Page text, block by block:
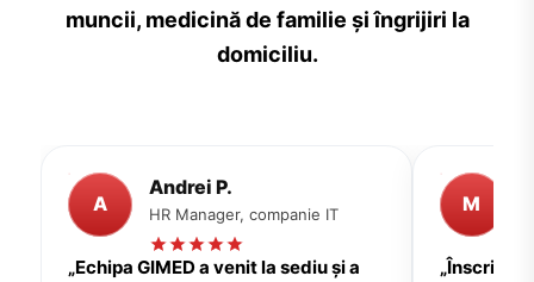
muncii, medicină de familie și îngrijiri la
domiciliu.
A
Andrei P.
HR Manager, companie IT
„Echipa GIMED a venit la sediu și a
M